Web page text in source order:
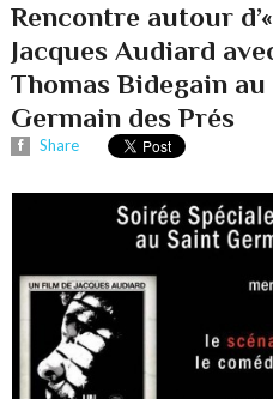
Rencontre autour
Jacques Audiard
Thomas Bidegain
Germain des Prés
Share